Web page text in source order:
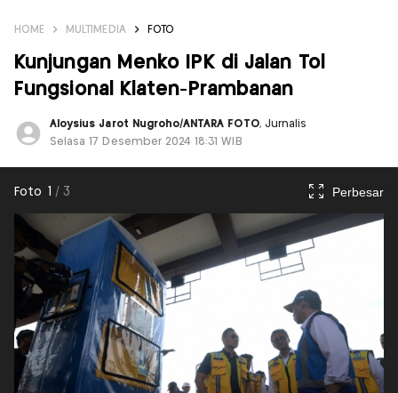
HOME MULTIMEDIA FOTO
Kunjungan Menko IPK di Jalan Tol
Fungsional Klaten-Prambanan
Aloysius Jarot Nugroho/ANTARA FOTO, Jurnalis
Selasa 17 Desember 2024 18:31 WIB
Foto 1 /3 Perbesar